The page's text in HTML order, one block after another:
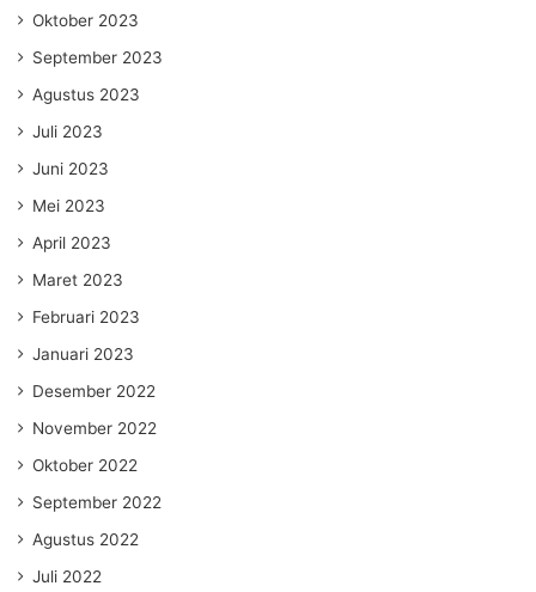
Oktober 2023
September 2023
Agustus 2023
Juli 2023
Juni 2023
Mei 2023
April 2023
Maret 2023
Februari 2023
Januari 2023
Desember 2022
November 2022
Oktober 2022
September 2022
Agustus 2022
Juli 2022